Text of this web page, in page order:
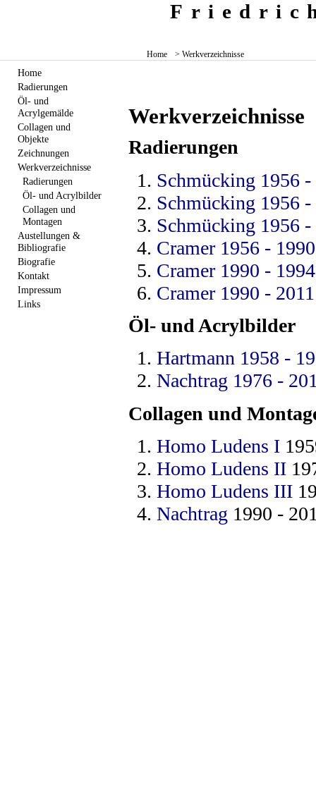
Home > Werkverzeichnisse
Werkverzeichnisse
Radierungen
Schmücking 1956 -
Schmücking 1956 -
Schmücking 1956 -
Cramer 1956 - 1990
Cramer 1990 - 1994
Cramer 1990 - 2011
Öl- und Acrylbilder
Hartmann 1958 -
Nachtrag 1976 -
Collagen und
Homo Ludens I
Homo Ludens II
Homo Ludens III
Nachtrag 1990 -
Home
Radierungen
Öl- und
Acrylgemälde
Collagen und
Objekte
Zeichnungen
Werkverzeichnisse
Radierungen
Öl- und Acrylbilder
Collagen und
Montagen
Austellungen &
Bibliografie
Biografie
Kontakt
Impressum
Links